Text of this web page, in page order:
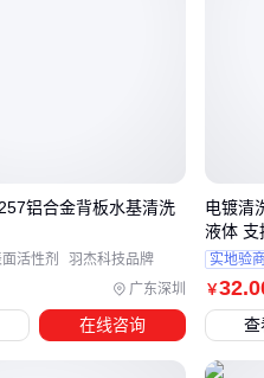
广东深圳
铝合金背板水基清洗
活性剂 羽杰科技品牌
在线咨询
￥32
电镀清
液体 支
实地验商
查